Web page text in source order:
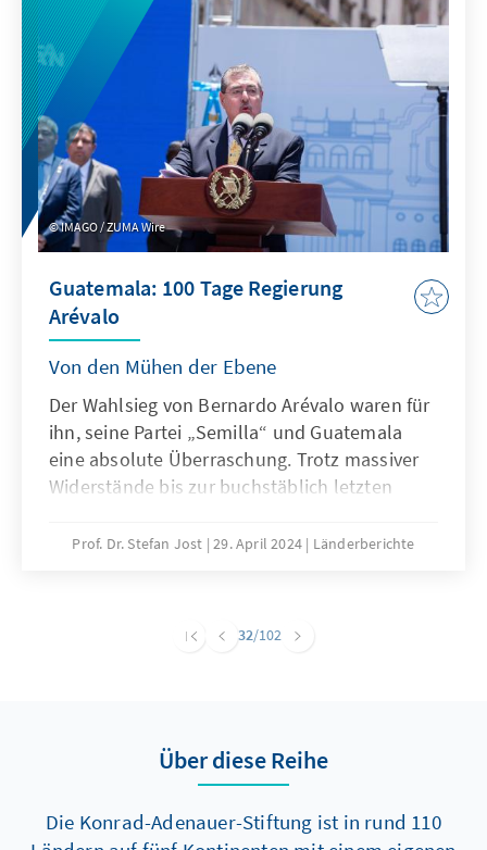
kofinanziert die Wahlen trotzdem – zu groß ist
die Sorge, dass noch ein Sahelstaat
auseinanderbricht. Mehr als eine Million
Menschen aus dem Sudan haben im Osten
Tschads Zuflucht gefunden, und noch mehr
werden kommen.
IMAGO / ZUMA Wire
Guatemala: 100 Tage Regierung
Arévalo
Von den Mühen der Ebene
Der Wahlsieg von Bernardo Arévalo waren für
ihn, seine Partei „Semilla“ und Guatemala
eine absolute Überraschung. Trotz massiver
Widerstände bis zur buchstäblich letzten
Amt antreten. Getragen wurde er dabei auch
Nach den ersten 100 Tagen verbreitet sich
berühmten „Mühen der Ebene“ nicht
Prof. Dr. Stefan Jost 29. April 2024 Länderberichte
32/102
Über diese Reihe
Die Konrad-Adenauer-Stiftung ist in rund 110